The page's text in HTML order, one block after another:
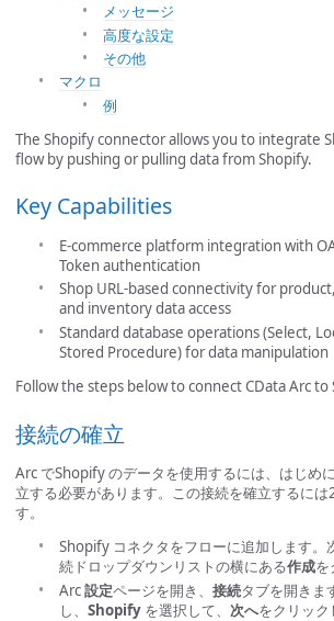
メッセージ
高度な設定
その他
マクロ
例
The Shopify connector allows you to integrate
flow by pushing or pulling data from Shopify.
Key Capabilities
E-commerce platform integration with
Token authentication
Shop URL-based connectivity for
and inventory data access
Standard database operations (Select,
Stored Procedure) for data manipulation
Follow the steps below to connect CData Arc to
接続の確立
Arc でShopify のデータを使用するには、はじめ
立する必要があります。この接続を確立するには
す。
Shopify コネクタをフローに追加します。
続ドロップダウンリストの横にある作成を
Arc設定ページを開き、 接続タブを開きま
し、 Shopify を選択して、 次へをクリック